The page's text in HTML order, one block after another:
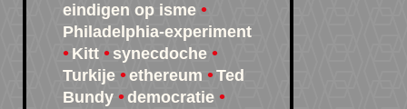
eindigen op isme
Philadelphia-experiment
Kitt
synecdoche
Turkije
ethereum
Ted
Bundy
democratie